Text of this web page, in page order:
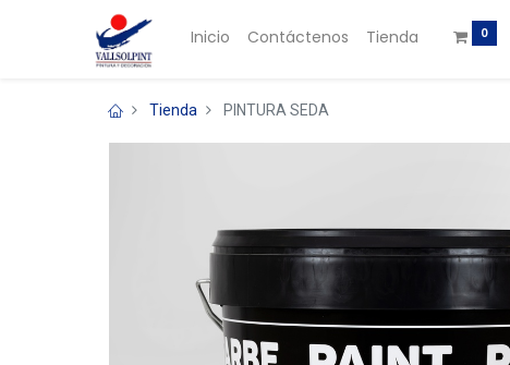
Inicio Contáctenos Tienda 0
Tienda PINTURA SEDA